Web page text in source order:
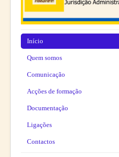
Início
Quem somos
Comunicação
Acções de formação
Documentação
Ligações
Contactos